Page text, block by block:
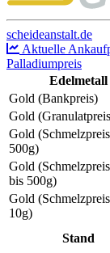
scheideanstalt.de
Aktuelle
Palladiumpreis
Edelmetall
Gold (Bankpreis)
Gold
Gold
500g)
Gold
bis 500g)
Gold
10g)
Stand